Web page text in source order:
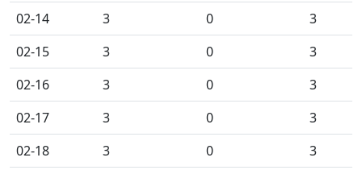
02-14
3 0
3
02-15
3 0
3
02-16
3 0
3
02-17
3 0
3
02-18
3 0
3